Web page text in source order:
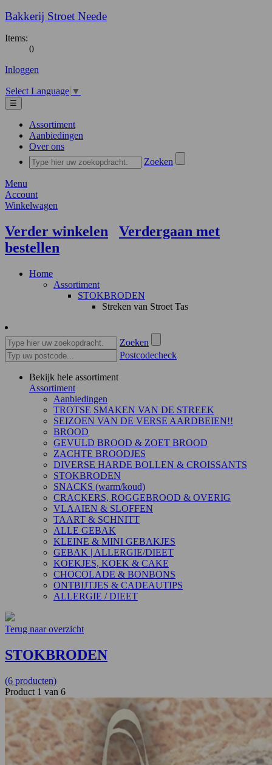
Bakkerij Stroet Neede
Items:
0
Inloggen
Select Language ▼
☰
Assortiment
Aanbiedingen
Over ons
Zoeken
Menu
Account
Winkelwagen
Verder winkelen
Verdergaan met
bestellen
Home
Assortiment
STOKBRODEN
Streken van Stroet Tas
Zoeken
Postcodecheck
Bekijk hele assortiment
Assortiment
Aanbiedingen
TROTSE SMAKEN VAN DE STREEK
SEIZOEN VAN DE VERSE AARDBEIEN!!
BROOD
GEVULD BROOD & ZOET BROOD
ZACHTE BROODJES
DIVERSE HARDE BOLLEN & CROISSANTS
STOKBRODEN
SNACKS (warm/koud)
CRACKERS, ROGGEBROOD & OVERIG
VLAAIEN & SLOFFEN
TAART & SCHNITT
ALLE GEBAK
KLEINE & MINI GEBAKJES
GEBAK | ALLERGIE/DIEET
KOEKJES, KOEK & CAKE
CHOCOLADE & BONBONS
ONTBIJTJES & CADEAUTIPS
ALLERGIE / DIEET
Terug naar overzicht
STOKBRODEN
(6 producten)
Product 1 van 6